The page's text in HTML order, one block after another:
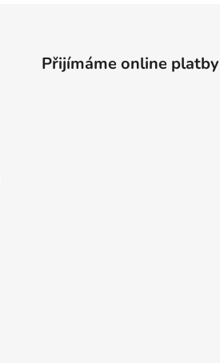
Přijímáme online platby